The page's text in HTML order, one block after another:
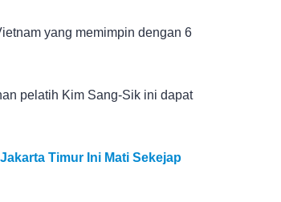
yang memimpin dengan 6
pelatih Kim Sang-Sik ini dapat
Timur Ini Mati Sekejap